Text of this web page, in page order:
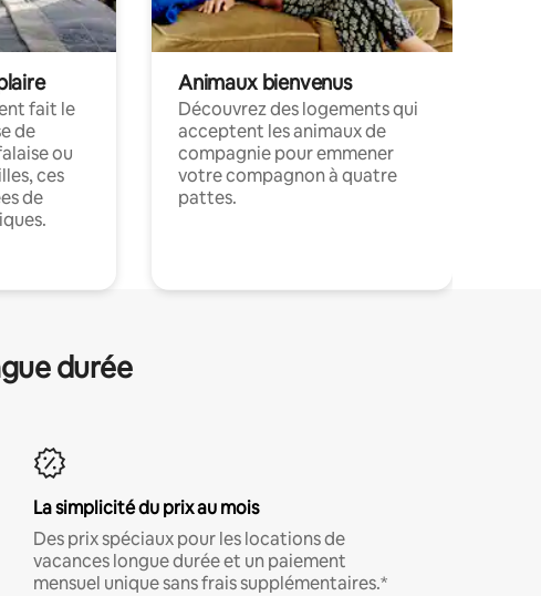
fait le
de
ou
ces
de
Animaux bienvenus
Découvrez des logements qui
acceptent les animaux de
compagnie pour emmener
votre compagnon à quatre
pattes.
durée
La simplicité du prix au mois
Des prix spéciaux pour les locations de
vacances longue durée et un paiement
mensuel unique sans frais supplémentaires.*